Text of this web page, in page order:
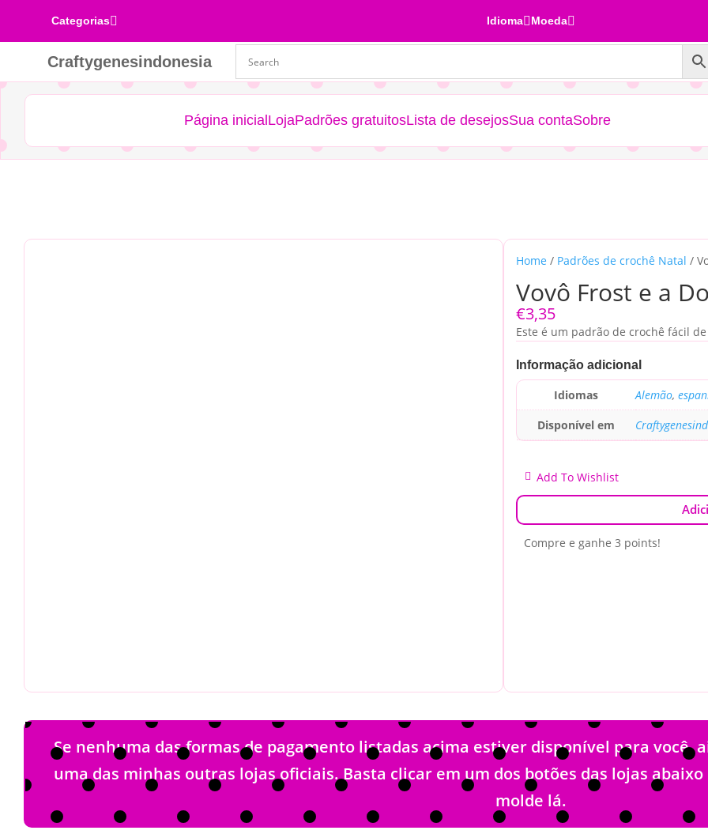
Categorias IdiomaMoeda
Craftygenesindonesia
Página inicial LojaPadrões gratuitosLista de desejosSua contaSobre
Home / Padrões de crochê Natal /
Vovô Frost e a
€3,35
Este é um padrão de crochê fácil
Informação adicional
Idiomas Alemão,
Disponível em
Add To Wishlist
Compre e ganhe 3 points!
Se nenhuma das formas de pagamento listadas acima estiver disponível para você,
uma das minhas outras lojas oficiais. Basta clicar em um dos botões das lojas
molde lá.